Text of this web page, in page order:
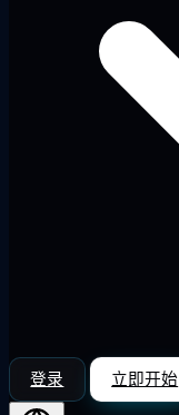
登录 立即开始